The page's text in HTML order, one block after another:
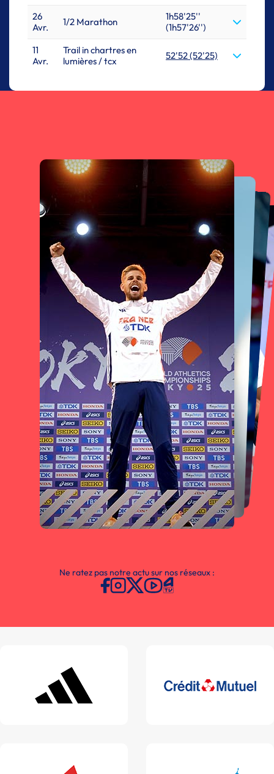
26
Avr.
1/2 Marathon
1h58'25''
(1h57'26'')
11
Avr.
Trail in chartres en
lumières / tcx
52'52 (52'25)
Ne ratez pas notre actu sur nos réseaux :